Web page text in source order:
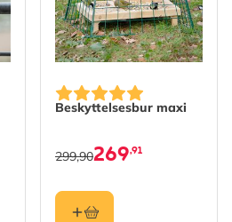
Beskyttelsesbur maxi
269,91
299,90